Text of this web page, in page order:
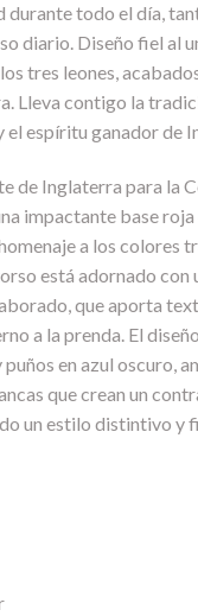
durante todo el día,
diario. Diseño fiel al
tres leones,
Lleva contigo la
espíritu ganador de
de Inglaterra para la
impactante base roja
a los colores
está adornado con
que aporta
a la prenda. El
en azul oscuro,
que crean un
un estilo distintivo y